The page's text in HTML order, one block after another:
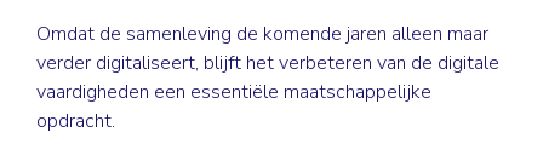
Omdat de samenleving de ­komende jaren alleen maar
verder digitaliseert, blijft het verbeteren van de digitale
vaardigheden een essentiële maatschappelijke
opdracht.